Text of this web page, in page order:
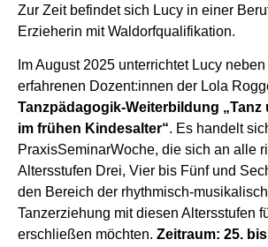
Zur Zeit befindet sich Lucy in einer
Erzieherin mit Waldorfqualifikation.
Im August 2025 unterrichtet Lucy
erfahrenen Dozent:innen der Lola
Tanzpädagogik-Weiterbildung „Tanz
im frühen Kindesalter“. Es handelt
PraxisSeminarWoche, die sich an alle
Altersstufen Drei, Vier bis Fünf und
den Bereich der rhythmisch-
Tanzerziehung mit diesen Altersstufen
erschließen möchten. Zeitraum: 25.